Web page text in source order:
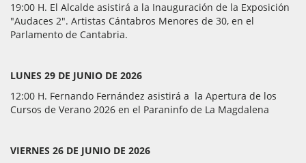
19:00 H. El Alcalde asistirá a la Inauguración de la Exposición
"Audaces 2". Artistas Cántabros Menores de 30, en el
Parlamento de Cantabria.
LUNES 29 DE JUNIO DE 2026
12:00 H. Fernando Fernández asistirá a la Apertura de los
Cursos de Verano 2026 en el Paraninfo de La Magdalena
VIERNES 26 DE JUNIO DE 2026